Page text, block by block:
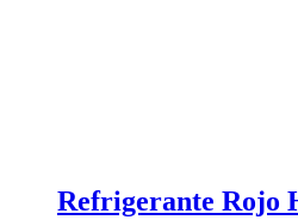
Refrigerante Rojo